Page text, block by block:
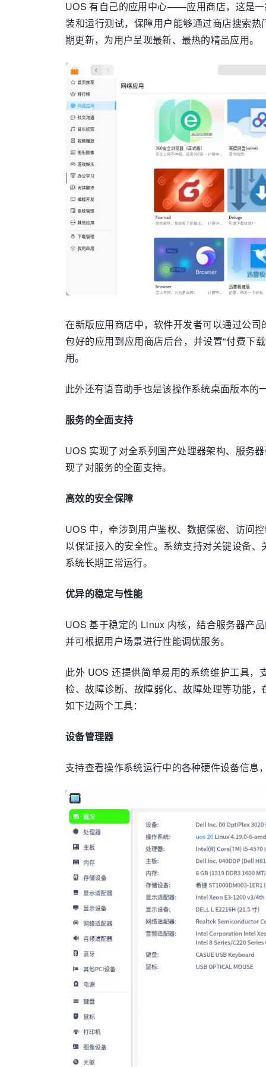
UOS 有自己的应用中心——应用商店，这是一
装和运行测试，保障用户能够通过商店搜索
期更新，为用户呈现最新、最热的精品应用。
在新版应用商店中，软件开发者可以通过公司
包好的应用到应用商店后台，并设置“付费下
用。
此外还有语音助手也是该操作系统桌面版本的
服务的全面支持
UOS 实现了对全系列国产处理器架构、服务
现了对服务的全面支持。
高效的安全保障
UOS 中，牵涉到用户鉴权、数据保密、访问
以保证接入的安全性。系统支持对关键设备
系统长期正常运行。
优异的稳定与性能
UOS 基于稳定的 Linux 内核，结合服务器产
并可根据用户场景进行性能调优服务。
此外 UOS 还提供简单易用的系统维护工具
检、故障诊断、故障弱化、故障处理等功能
如下边两个工具：
设备管理器
支持查看操作系统运行中的各种硬件设备信息